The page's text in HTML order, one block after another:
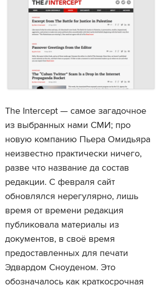
The Intercept — самое загадочное
из выбранных нами СМИ; про
новую компанию Пьера Омидьяра
неизвестно практически ничего,
разве что название да состав
редакции. С февраля сайт
обновлялся нерегулярно, лишь
время от времени редакция
публиковала материалы из
документов, в своё время
предоставленных для печати
Эдвардом Сноуденом. Это
обозначалось как краткосрочная